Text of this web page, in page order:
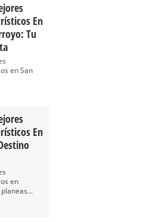
En
Tu
en San
En
en